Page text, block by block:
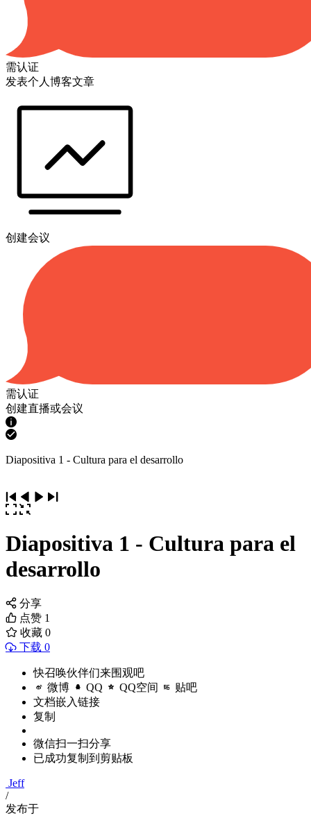
需认证
发表个人博客文章
创建会议
需认证
创建直播或会议
Diapositiva 1 - Cultura para el desarrollo
Diapositiva 1 - Cultura para el
desarrollo
分享
点赞 1
收藏 0
下载 0
快召唤伙伴们来围观吧
微博 QQ QQ空间 贴吧
文档嵌入链接
复制
微信扫一扫分享
已成功复制到剪贴板
Jeff
/
发布于